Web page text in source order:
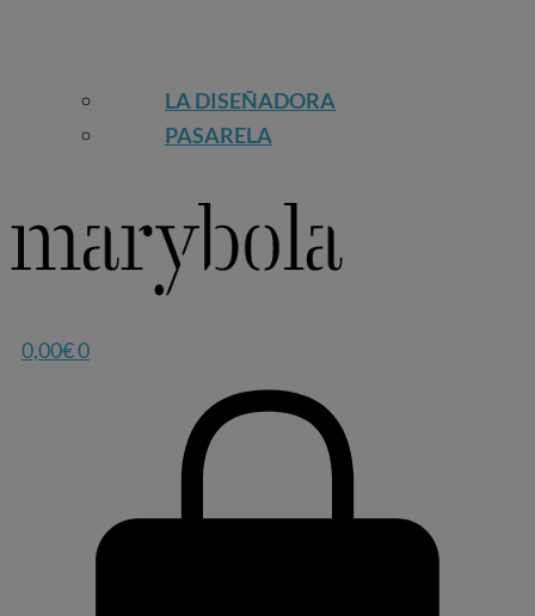
LA DISEÑADORA
PASARELA
0,00€0